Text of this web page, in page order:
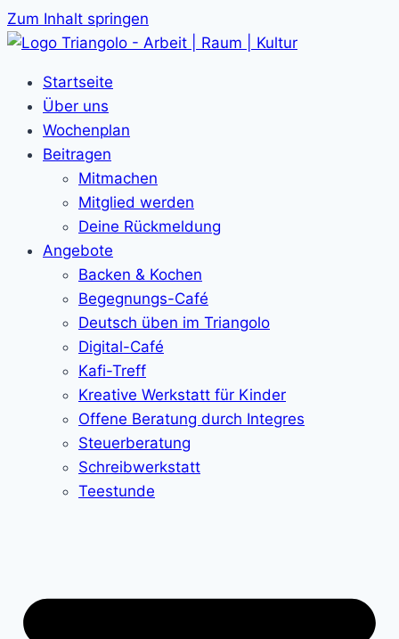
Zum Inhalt springen
Startseite
Über uns
Wochenplan
Beitragen
Mitmachen
Mitglied werden
Deine Rückmeldung
Angebote
Backen & Kochen
Begegnungs-Café
Deutsch üben im Triangolo
Digital-Café
Kafi-Treff
Kreative Werkstatt für Kinder
Offene Beratung durch Integres
Steuerberatung
Schreibwerkstatt
Teestunde